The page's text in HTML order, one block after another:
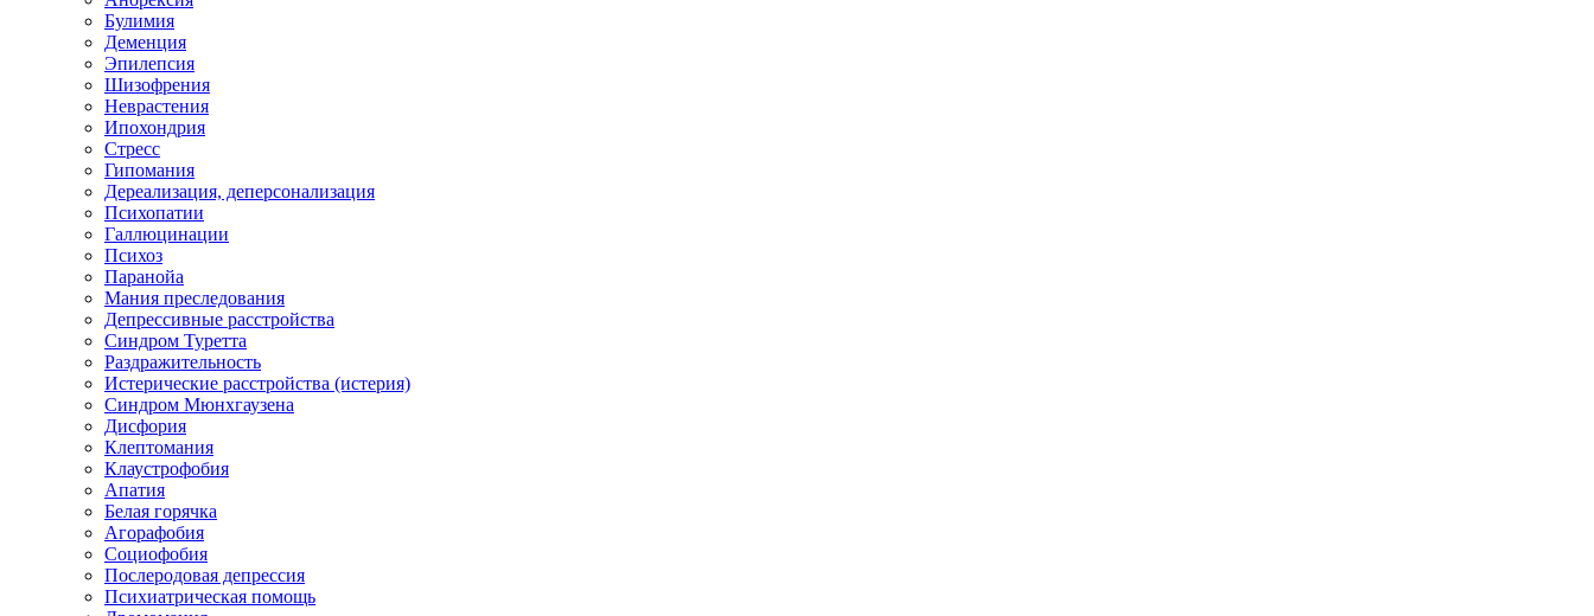
Булимия
Деменция
Эпилепсия
Шизофрения
Неврастения
Ипохондрия
Стресс
Гипомания
Дереализация, деперсонализация
Психопатии
Галлюцинации
Психоз
Паранойа
Мания преследования
Депрессивные расстройства
Синдром Туретта
Раздражительность
Истерические расстройства (истерия)
Синдром Мюнхгаузена
Дисфория
Клептомания
Клаустрофобия
Апатия
Белая горячка
Агорафобия
Социофобия
Послеродовая депрессия
Психиатрическая помощь